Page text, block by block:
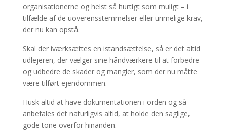
organisationerne og helst så hurtigt som muligt – i
tilfælde af de uoverensstemmelser eller urimelige krav,
der nu kan opstå.
Skal der iværksættes en istandsættelse, så er det altid
udlejeren, der vælger sine håndværkere til at forbedre
og udbedre de skader og mangler, som der nu måtte
være tilført ejendommen.
Husk altid at have dokumentationen i orden og så
anbefales det naturligvis altid, at holde den saglige,
gode tone overfor hinanden.